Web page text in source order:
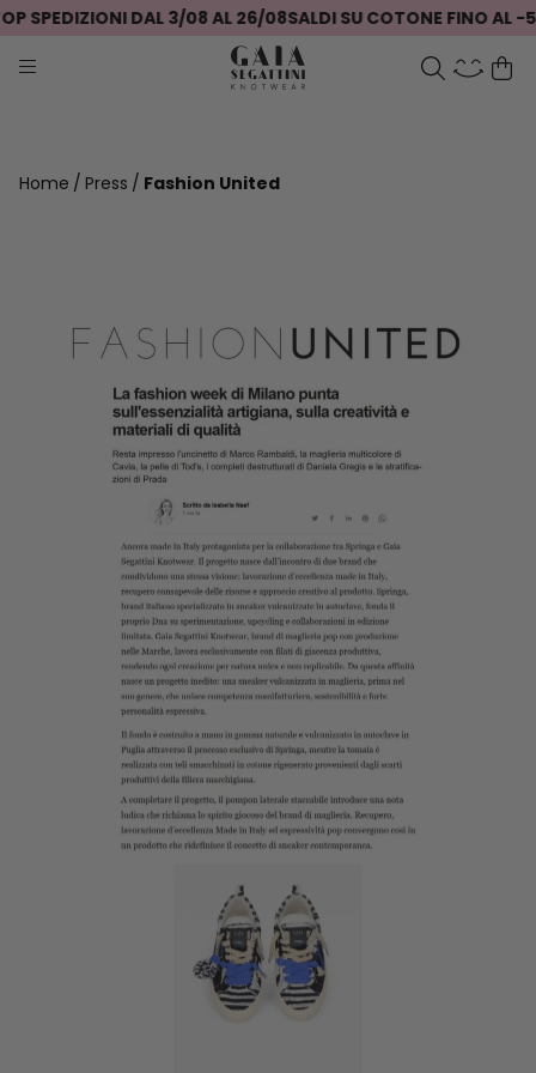
SPEDIZIONI DAL 3/08 AL 26/08SALDI SU COTONE FINO AL -
Home Press Fashion United